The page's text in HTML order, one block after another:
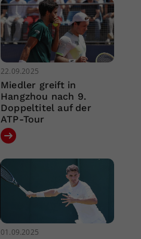
22.09.2025
Miedler greift in
Hangzhou nach 9.
Doppeltitel auf der
ATP-Tour
01.09.2025